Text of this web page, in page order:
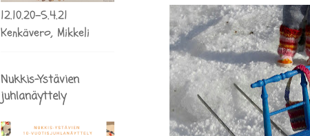
12.10.20-5.4.21
Kenkävero, Mikkeli
Nukkis-Ystävien
juhlanäyttely